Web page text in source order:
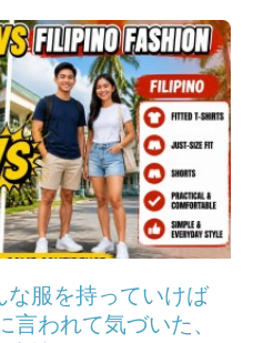
な服を持っていけば
言われて気づいた、